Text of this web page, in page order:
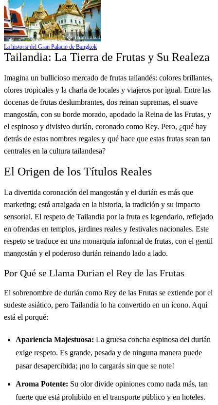
La historia del Gran Palacio de Bangkok
Tailandia: La Tierra de Frutas y Su Realeza
Imagina un bullicioso mercado de frutas tailandés: colores brillantes,
olores tropicales y la charla de locales y viajeros por igual. Entre las
docenas de frutas deslumbrantes, dos reinan supremas, el suave
mangostán, con su borde morado, apodado la Reina de las Frutas, y
el espinoso y divisivo durián, coronado como Rey. Pero, ¿qué hay
detrás de estos nombres regales y qué hace que estas frutas sean tan
centrales en la cultura tailandesa?
El Origen de los Títulos Reales
La divertida coronación del mangostán y el durián es más que
marketing; está arraigada en la historia, la tradición y su impacto
sensorial. El respeto de Tailandia por la fruta es legendario, reflejado
en ofrendas en templos, jardines reales y festivales nacionales. Este
respeto se traduce en una monarquía informal de frutas, con el gentil
mangostán y el poderoso durián reinando lado a lado.
Por Qué se Llama Durian el Rey de las Frutas
El sobrenombre de durián como Rey de las Frutas se extiende por el
sudeste asiático, pero Tailandia lo ha convertido en un ícono. Aquí
está el porqué:
Apariencia Majestuosa: La gruesa concha espinosa del durián
exige respeto. Es grande, pesada y de ninguna manera puede
pasar desapercibida; ¡no lo cargarás sin que se note!
Aroma Potente: Su olor divide opiniones como nada más, tan
fuerte que está prohibido en el transporte público y en hoteles.